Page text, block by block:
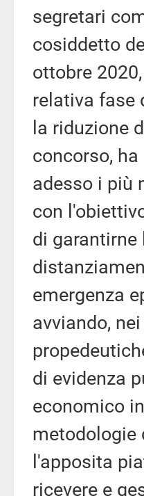
segretari
cosiddetto
ottobre
relativa fase
la riduzione
concorso,
adesso i più
con
di
emergenza
avviando,
di evidenza
economico
metodologie
l'apposita
ricevere e